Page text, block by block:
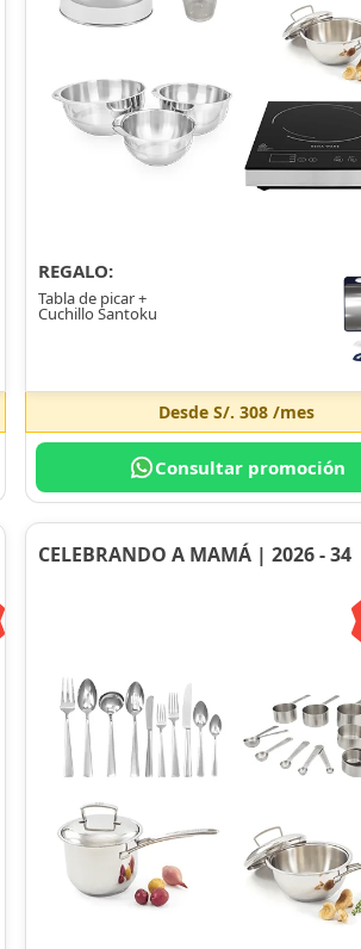
REGALO:
Tabla de picar +
Cuchillo Santoku
DesdeS/. 308 /mes
Consultar promoción
CELEBRANDO A MAMÁ | 2026 - 34